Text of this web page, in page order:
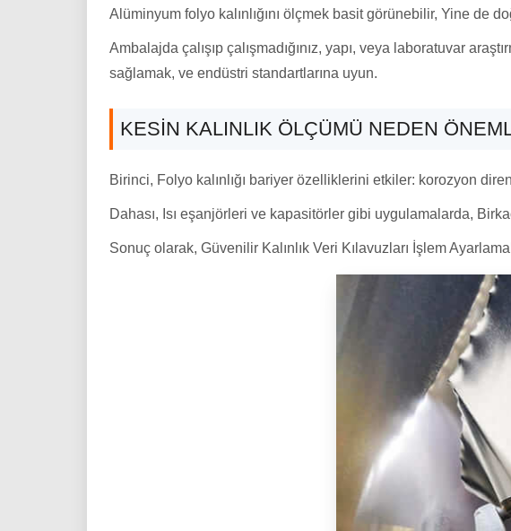
Alüminyum folyo kalınlığını ölçmek basit görünebilir, Yine de
Ambalajda çalışıp çalışmadığınız, yapı, veya laboratuvar
sağlamak, ve endüstri standartlarına uyun.
KESIN KALINLIK ÖLÇÜMÜ NEDEN
Birinci, Folyo kalınlığı bariyer özelliklerini etkiler: korozyon
Dahası, Isı eşanjörleri ve kapasitörler gibi uygulamalarda,
Sonuç olarak, Güvenilir Kalınlık Veri Kılavuzları İşlem